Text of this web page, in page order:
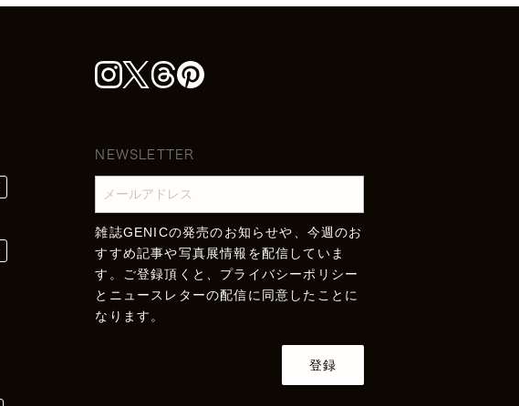
NEWSLETTER
雑誌GENICの発売のお知らせや、今週のお
すすめ記事や写真展情報を配信していま
す。ご登録頂くと、 プライバシーポリシー
とニュースレターの配信に同意したことに
なります。
登録